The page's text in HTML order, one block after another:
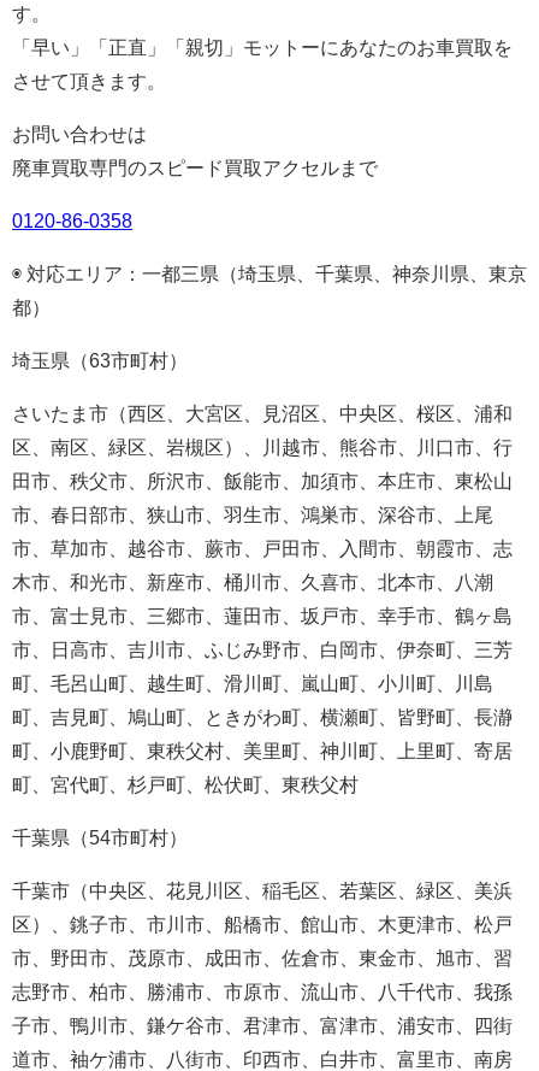
す。
「早い」「正直」「親切」モットーにあなたのお車買取を
させて頂きます。
お問い合わせは
廃車買取専門のスピード買取アクセルまで
0120-86-0358
◉ 対応エリア：一都三県（埼玉県、千葉県、神奈川県、東京
都）
埼玉県（63市町村）
さいたま市（西区、大宮区、見沼区、中央区、桜区、浦和
区、南区、緑区、岩槻区）、川越市、熊谷市、川口市、行
田市、秩父市、所沢市、飯能市、加須市、本庄市、東松山
市、春日部市、狭山市、羽生市、鴻巣市、深谷市、上尾
市、草加市、越谷市、蕨市、戸田市、入間市、朝霞市、志
木市、和光市、新座市、桶川市、久喜市、北本市、八潮
市、富士見市、三郷市、蓮田市、坂戸市、幸手市、鶴ヶ島
市、日高市、吉川市、ふじみ野市、白岡市、伊奈町、三芳
町、毛呂山町、越生町、滑川町、嵐山町、小川町、川島
町、吉見町、鳩山町、ときがわ町、横瀬町、皆野町、長瀞
町、小鹿野町、東秩父村、美里町、神川町、上里町、寄居
町、宮代町、杉戸町、松伏町、東秩父村
千葉県（54市町村）
千葉市（中央区、花見川区、稲毛区、若葉区、緑区、美浜
区）、銚子市、市川市、船橋市、館山市、木更津市、松戸
市、野田市、茂原市、成田市、佐倉市、東金市、旭市、習
志野市、柏市、勝浦市、市原市、流山市、八千代市、我孫
子市、鴨川市、鎌ケ谷市、君津市、富津市、浦安市、四街
道市、袖ケ浦市、八街市、印西市、白井市、富里市、南房